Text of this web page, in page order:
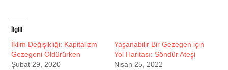
İlgili
İklim Değişikliği: Kapitalizm
Gezegeni Öldürürken
Şubat 29, 2020
Yaşanabilir Bir Gezegen için
Yol Haritası: Söndür Ateşi
Nisan 25, 2022